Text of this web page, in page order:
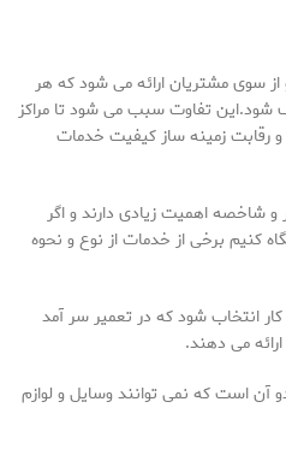
سوی مشتریان ارائه می شود که هر
شود.این تفاوت سبب می شود تا مراکز
و رقابت زمینه ساز کیفیت خدمات
و شاخصه اهمیت زیادی دارند و اگر
کنیم برخی از خدمات از نوع و نحوه
کار انتخاب شود که در تعمیر سر آمد
می دهند.
آن است که نمی توانند وسایل و لوازم